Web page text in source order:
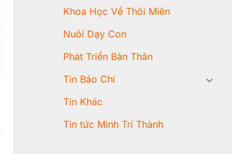
Khoa Học Về Thôi Miên
Nuôi Dạy Con
Phát Triển Bản Thân
Tin Báo Chí
Tin Khác
Tin tức Minh Trí Thành